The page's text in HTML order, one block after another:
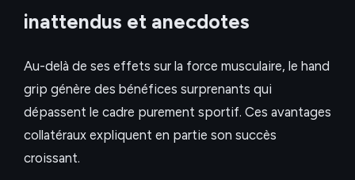
inattendus et anecdotes
Au-delà de ses effets sur la force musculaire, le hand
grip génère des bénéfices surprenants qui
dépassent le cadre purement sportif. Ces avantages
collatéraux expliquent en partie son succès
croissant.